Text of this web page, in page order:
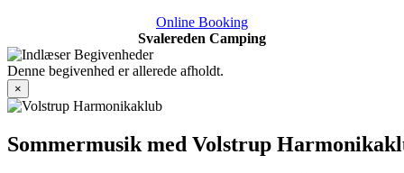
Online Booking
Svalereden Camping
Denne begivenhed er allerede afholdt.
×
Sommermusik med Volstrup